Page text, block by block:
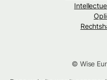
© Wise